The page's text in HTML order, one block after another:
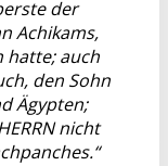
der
Achikams,
hatte; auch
den Sohn
Ägypten;
nicht